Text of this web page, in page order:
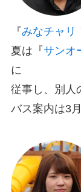
『みなチャリ
夏は『サンオ
に
従事し、別人
バス案内は3